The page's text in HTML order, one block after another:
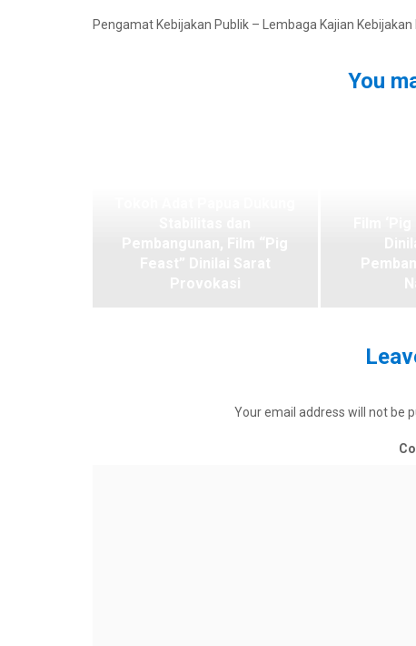
Pengamat Kebijakan Publik – Lembaga Kajian
You
Your email address will not be